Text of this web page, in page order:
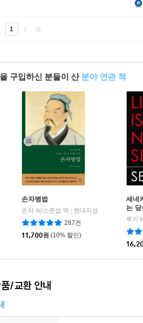
1
구입하신 분들이 산 분야 연관 책
손자병법
손자 저/소준섭 역
현대지성
287건
11,700원 (10% 할인)
세네
는
/교환 안내